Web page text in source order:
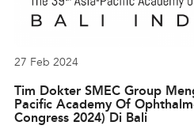
27 Feb 2024
Tim Dokter SMEC Group
Pacific Academy Of
Congress 2024) Di Bali